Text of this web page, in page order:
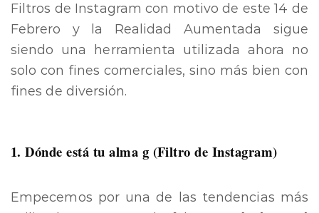
Filtros de Instagram con motivo de este 14 de
Febrero y la Realidad Aumentada sigue
siendo una herramienta utilizada ahora no
solo con fines comerciales, sino más bien con
fines de diversión.
1. Dónde está tu alma g (Filtro de Instagram)
Empecemos por una de las tendencias más